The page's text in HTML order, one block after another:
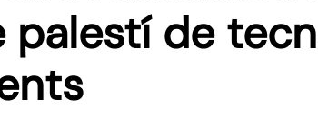
palestí de